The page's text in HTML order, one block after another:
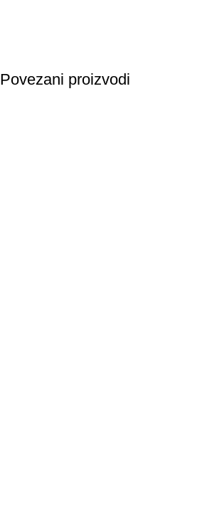
Povezani proizvodi